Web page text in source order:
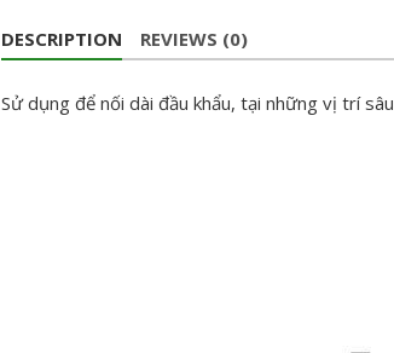
DESCRIPTION REVIEWS (0)
Sử dụng để nối dài đầu khẩu, tại những vị trí